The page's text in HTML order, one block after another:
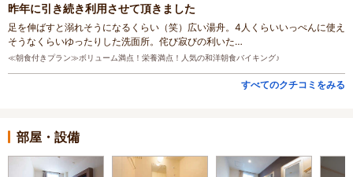
昨年に引き続き利用させて頂きました
足を伸ばすと溺れそうになるくらい（笑）広い湯舟。4人くらいいっぺんに使え
そうなくらいゆったりした洗面所。侘び寂びの利いた…
≪朝食付きプラン≫ボリューム満点！栄養満点！人気の和洋朝食バイキング♪
すべてのクチコミをみる
部屋・設備